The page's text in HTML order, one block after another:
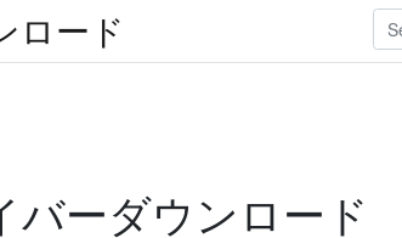
ロード
バーダウンロード